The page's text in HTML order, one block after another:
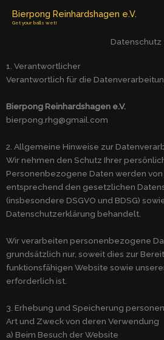
Inhalt
Bierpong Reinhardshagen e.V.
Get your balls wet!
Datenschutz
1. Verantwortlicher
Verantwortlich für die
Bierpong Reinhardshagen e.V.
bierpong.rhg@gmail.com
2. Allgemeine Hinweise zur
Wir nehmen den Schutz Ihrer
Personenbezogene Daten werden von
entsprechend den gesetzlichen
(insbesondere DSGVO und BDSG)
Datenschutzerklärung behandelt.
Wir verarbeiten personenbezogene
grundsätzlich nur, soweit dies zur
funktionsfähigen Website sowie
erforderlich ist.
3. Erhebung und Speicherung
Art und Zweck von deren Verwendung
a) Beim Besuch der Website